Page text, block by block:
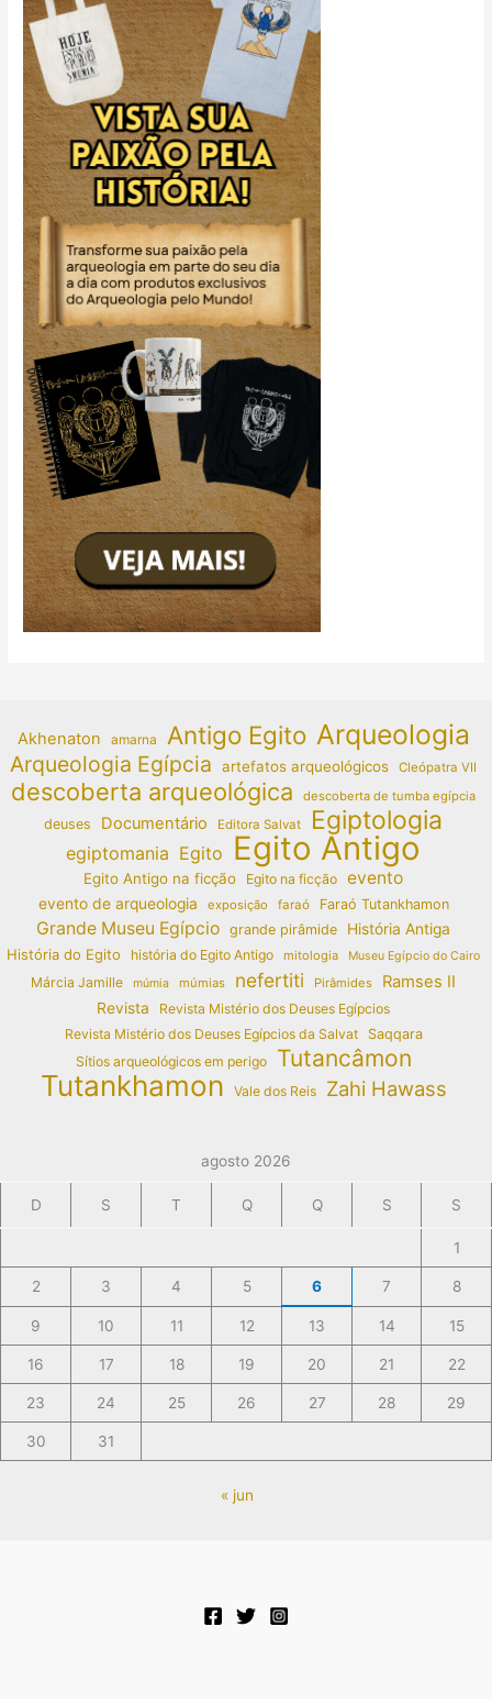
Akhenaton amarna Antigo Egito Arqueologia
Arqueologia Egípcia artefatos arqueológicos Cleópatra VII
descoberta arqueológica descoberta de tumba egípcia
deuses Documentário Editora Salvat Egiptologia
egiptomania Egito Egito Antigo
Egito Antigo na ficção Egito na ficção evento
evento de arqueologia exposição faraó Faraó Tutankhamon
Grande Museu Egípcio grande pirâmide
História Antiga
História do Egito
história do Egito Antigo mitologia Museu Egípcio do Cairo
Márcia Jamille múmia múmias nefertiti Pirâmides Ramses II
Revista
Revista Mistério dos Deuses Egípcios
Revista Mistério dos Deuses Egípcios da Salvat
Saqqara
Sítios arqueológicos em perigo
Tutancâmon
Tutankhamon Vale dos Reis Zahi Hawass
agosto 2026
D S T Q Q S S
1
2 3 4 5 6 7 8
9 10 11 12 13 14 15
16 17 18 19 20 21 22
23 24 25 26 27 28 29
30 31
« jun